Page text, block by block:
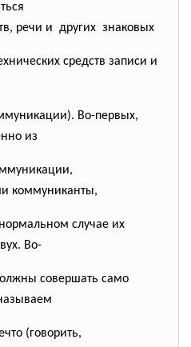
речи и других знаковых
средств записи и
Во-первых,
из
коммуниканты,
случае их
Во-
совершать само
(говорить,